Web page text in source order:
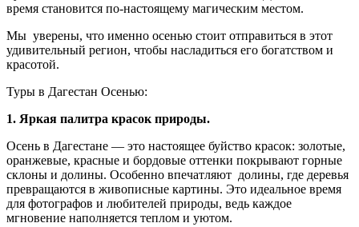
время становится по-настоящему магическим местом.
Мы уверены, что именно осенью стоит отправиться в этот
удивительный регион, чтобы насладиться его богатством и
красотой.
Туры в Дагестан Осенью:
1. Яркая палитра красок природы.
Осень в Дагестане — это настоящее буйство красок: золотые,
оранжевые, красные и бордовые оттенки покрывают горные
склоны и долины. Особенно впечатляют долины, где деревья
превращаются в живописные картины. Это идеальное время
для фотографов и любителей природы, ведь каждое
мгновение наполняется теплом и уютом.